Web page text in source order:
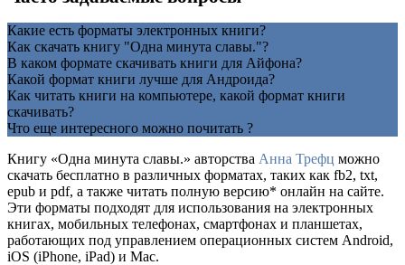
Какие есть форматы электронных книги?
Как скачать книгу "Одна минута славы."?
В каком формате скачивать книги для Айфона?
Какой формат книги лучше для Андроида?
Как читать книги на компьютере, какой формат книги
скачивать?
Что еще интересного можно почитать ?
Книгу «Одна минута славы.» авторства Анна Трефц можно
скачать бесплатно в различных форматах, таких как fb2, txt,
epub и pdf, а также читать полную версию* онлайн на сайте.
Эти форматы подходят для использования на электронных
книгах, мобильных телефонах, смартфонах и планшетах,
работающих под управлением операционных систем Android,
iOS (iPhone, iPad) и Mac.